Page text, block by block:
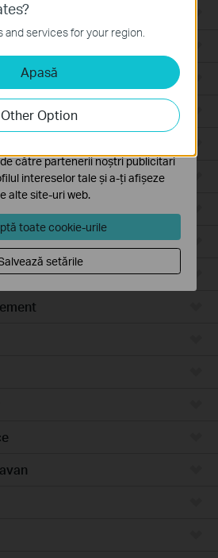
services for your region.
Apasă
Other Option
necesare pentru funcționarea
fi dezactivate în sistemele tale
și marketing
ne permit să analizăm activitățile
web a îmbunătăți și ajusta
ului.
către partenerii noștri publicitari
intereselor tale și a-ți afișeze
alte site-uri web.
toate cookie-urile
setările